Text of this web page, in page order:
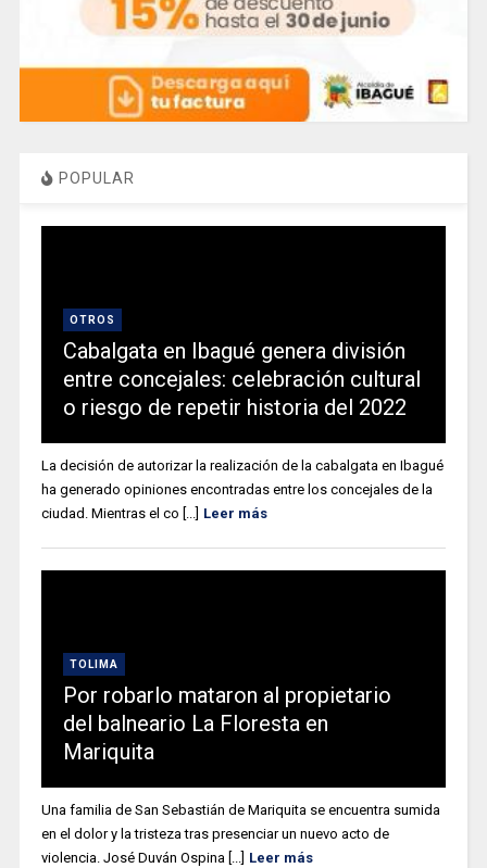
POPULAR
OTROS
Cabalgata en Ibagué genera división
entre concejales: celebración cultural
o riesgo de repetir historia del 2022
La decisión de autorizar la realización de la cabalgata en Ibagué
ha generado opiniones encontradas entre los concejales de la
ciudad. Mientras el co [...] Leer más
TOLIMA
Por robarlo mataron al propietario
del balneario La Floresta en
Mariquita
Una familia de San Sebastián de Mariquita se encuentra sumida
en el dolor y la tristeza tras presenciar un nuevo acto de
violencia. José Duván Ospina [...] Leer más